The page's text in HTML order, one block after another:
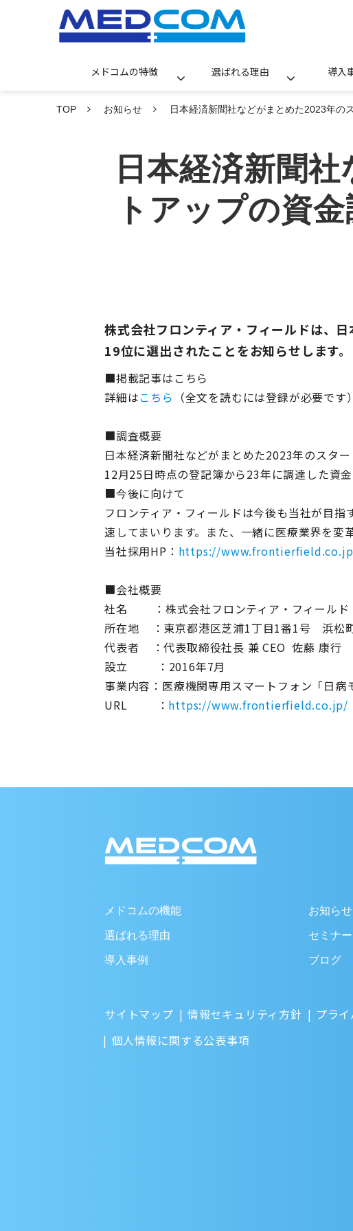
メドコムの特徴 選ばれる理由 導入
TOP お知らせ 日本経済新聞社などがまとめた2023年の
日本経済新聞
トアップの資
株式会社フロンティア・フィールドは、
19位に選出されたことをお知らせします。
■掲載記事はこちら
詳細はこちら （全文を読むには登録が必要です）
■調査概要
日本経済新聞社などがまとめた2023年のスタ
12月25日時点の登記簿から23年に調達した資
■今後に向けて
フロンティア・フィールドは今後も当社が目
速してまいります。また、一緒に医療業界を変
当社採用HP： https://
■会社概要
社名 ：株式会社フロンティア・フィールド
所在地 ：東京都港区芝浦1丁目1番1号 浜松
代表者 ：代表取締役社長 兼 CEO 佐藤 康行
設立 ：2016年7月
事業内容：医療機関専用スマートフォン「日
URL ： https://www.frontierfield.co.jp/
メドコムの機能
選ばれる理由
導入事例
お知らせ
セミナー
ブログ
サイトマップ 情報セキュリティ方針 プラ
個人情報に関する公表事項